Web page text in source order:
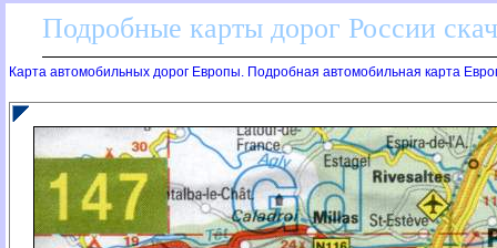
Подробные карты дорог России
Карта автомобильных дорог Европы. Подробная автомобильная карта